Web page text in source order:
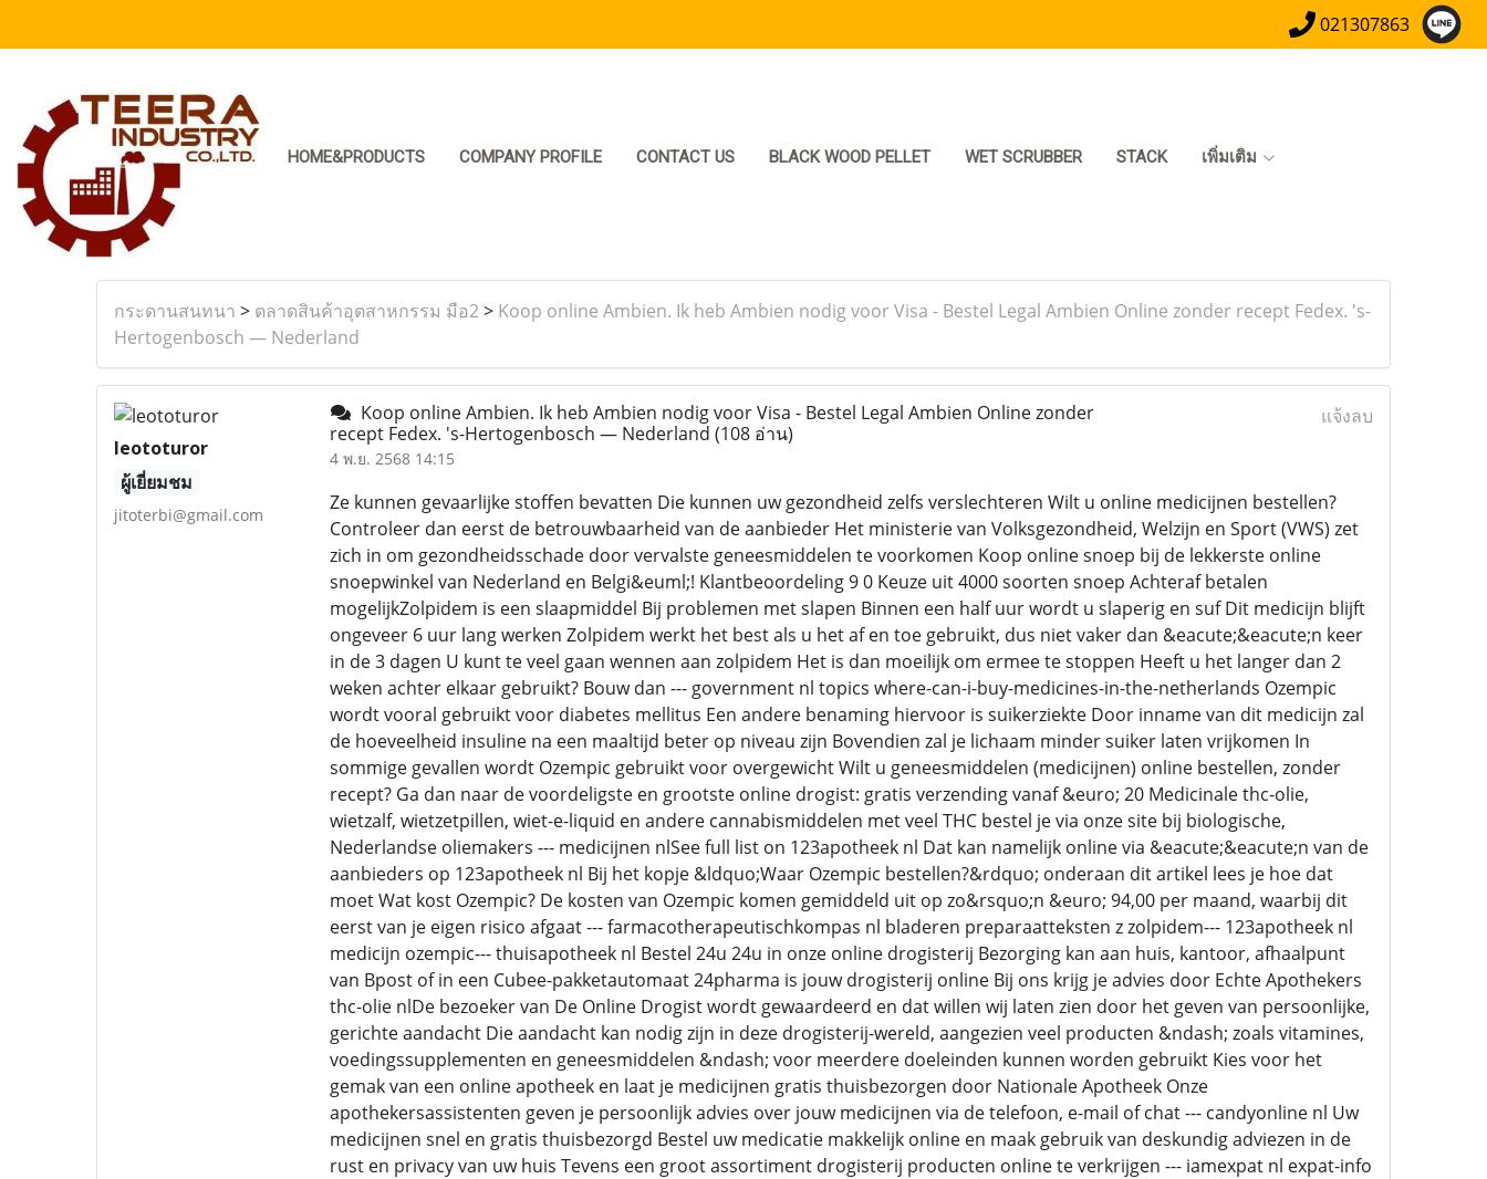
021307863
HOME&PRODUCTS COMPANY PROFILE CONTACT US BLACK WOOD PELLET WET SCRUBBER STACK เพิ่มเติม
กระดานสนทนา > ตลาดสินค้าอุตสาหกรรม มือ2> Koop online Ambien. Ik heb Ambien nodig voor Visa - Bestel Legal Ambien Online zonder recept Fedex. 's-
Hertogenbosch — Nederland
leototuror
ผู้เยี่ยมชม
jitoterbi@gmail.com
Koop online Ambien. Ik heb Ambien nodig voor Visa - Bestel Legal Ambien Online zonder
recept Fedex. 's-Hertogenbosch — Nederland (108 อ่าน)
4 พ.ย. 2568 14:15
แจ้งลบ
Ze kunnen gevaarlijke stoffen bevatten Die kunnen uw gezondheid zelfs verslechteren Wilt u online medicijnen bestellen?
Controleer dan eerst de betrouwbaarheid van de aanbieder Het ministerie van Volksgezondheid, Welzijn en Sport (VWS) zet
zich in om gezondheidsschade door vervalste geneesmiddelen te voorkomen Koop online snoep bij de lekkerste online
snoepwinkel van Nederland en Belgi&euml;! Klantbeoordeling 9 0 Keuze uit 4000 soorten snoep Achteraf betalen
mogelijkZolpidem is een slaapmiddel Bij problemen met slapen Binnen een half uur wordt u slaperig en suf Dit medicijn blijft
ongeveer 6 uur lang werken Zolpidem werkt het best als u het af en toe gebruikt, dus niet vaker dan &eacute;&eacute;n keer
in de 3 dagen U kunt te veel gaan wennen aan zolpidem Het is dan moeilijk om ermee te stoppen Heeft u het langer dan 2
weken achter elkaar gebruikt? Bouw dan --- government nl topics where-can-i-buy-medicines-in-the-netherlands Ozempic
wordt vooral gebruikt voor diabetes mellitus Een andere benaming hiervoor is suikerziekte Door inname van dit medicijn zal
de hoeveelheid insuline na een maaltijd beter op niveau zijn Bovendien zal je lichaam minder suiker laten vrijkomen In
sommige gevallen wordt Ozempic gebruikt voor overgewicht Wilt u geneesmiddelen (medicijnen) online bestellen, zonder
recept? Ga dan naar de voordeligste en grootste online drogist: gratis verzending vanaf &euro; 20 Medicinale thc-olie,
wietzalf, wietzetpillen, wiet-e-liquid en andere cannabismiddelen met veel THC bestel je via onze site bij biologische,
Nederlandse oliemakers --- medicijnen nlSee full list on 123apotheek nl Dat kan namelijk online via &eacute;&eacute;n van de
aanbieders op 123apotheek nl Bij het kopje &ldquo;Waar Ozempic bestellen?&rdquo; onderaan dit artikel lees je hoe dat
moet Wat kost Ozempic? De kosten van Ozempic komen gemiddeld uit op zo&rsquo;n &euro; 94,00 per maand, waarbij dit
eerst van je eigen risico afgaat --- farmacotherapeutischkompas nl bladeren preparaatteksten z zolpidem--- 123apotheek nl
medicijn ozempic--- thuisapotheek nl Bestel 24u 24u in onze online drogisterij Bezorging kan aan huis, kantoor, afhaalpunt
van Bpost of in een Cubee-pakketautomaat 24pharma is jouw drogisterij online Bij ons krijg je advies door Echte Apothekers
thc-olie nlDe bezoeker van De Online Drogist wordt gewaardeerd en dat willen wij laten zien door het geven van persoonlijke,
gerichte aandacht Die aandacht kan nodig zijn in deze drogisterij-wereld, aangezien veel producten &ndash; zoals vitamines,
voedingssupplementen en geneesmiddelen &ndash; voor meerdere doeleinden kunnen worden gebruikt Kies voor het
gemak van een online apotheek en laat je medicijnen gratis thuisbezorgen door Nationale Apotheek Onze
apothekersassistenten geven je persoonlijk advies over jouw medicijnen via de telefoon, e-mail of chat --- candyonline nl Uw
medicijnen snel en gratis thuisbezorgd Bestel uw medicatie makkelijk online en maak gebruik van deskundig adviezen in de
rust en privacy van uw huis Tevens een groot assortiment drogisterij producten online te verkrijgen --- iamexpat nl expat-info